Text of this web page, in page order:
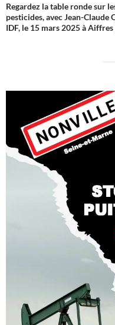
Regardez la table ronde sur
pesticides, avec Jean-
IDF, le 15 mars 2025 à Aiffres